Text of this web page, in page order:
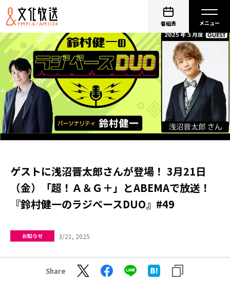
番組表
ゲストに浅沼晋太郎さんが登場！ 3月21日
（金）「超！Ａ＆Ｇ＋」とABEMAで放送！
『鈴村健一のラジベースDUO』#49
お知らせ 3/21, 2025
Share